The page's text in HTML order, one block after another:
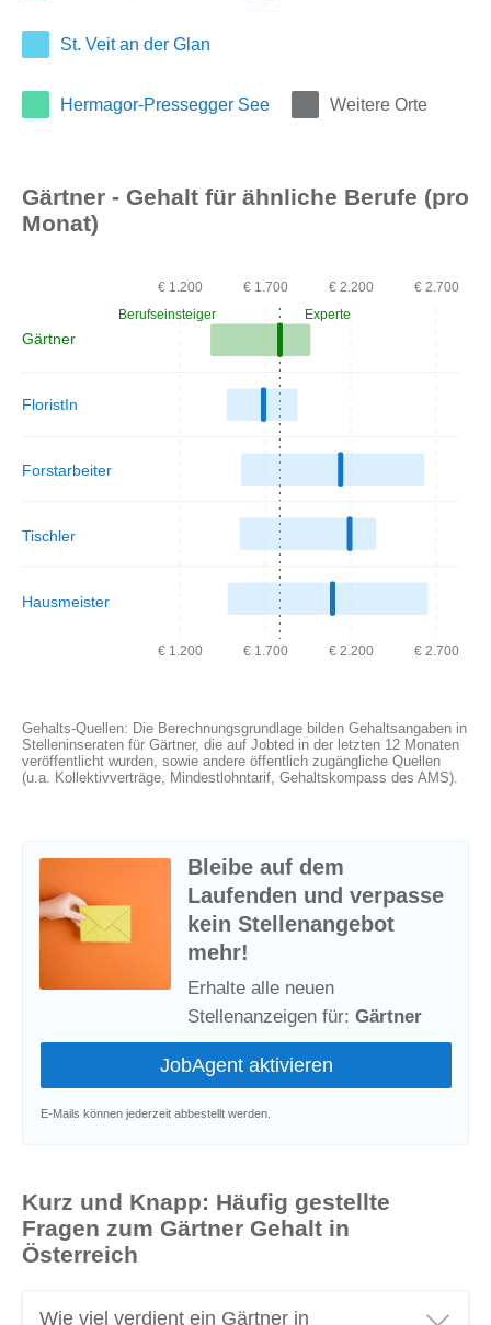
St. Veit an der Glan
Hermagor-Pressegger See Weitere Orte
Gärtner - Gehalt für ähnliche Berufe (pro
Monat)
Gärtner
FloristIn
Forstarbeiter
Tischler
Hausmeister
€ 1.200 € 1.700 € 2.200 € 2.700
€ 1.200 € 1.700 € 2.200 € 2.700
Berufseinsteiger Experte
Gehalts-Quellen: Die Berechnungsgrundlage bilden Gehaltsangaben in
Stelleninseraten für Gärtner, die auf Jobted in der letzten 12 Monaten
veröffentlicht wurden, sowie andere öffentlich zugängliche Quellen
(u.a. Kollektivverträge, Mindestlohntarif, Gehaltskompass des AMS).
Bleibe auf dem
Laufenden und verpasse
kein Stellenangebot
mehr!
Erhalte alle neuen
Stellenanzeigen für: Gärtner
E-Mails können jederzeit abbestellt werden.
Kurz und Knapp: Häufig gestellte
Fragen zum Gärtner Gehalt in
Österreich
Wie viel verdient ein Gärtner in